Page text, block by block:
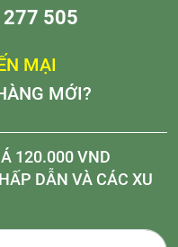
505
MẠI
MỚI?
120.000 VND
DẪN VÀ CÁC XU